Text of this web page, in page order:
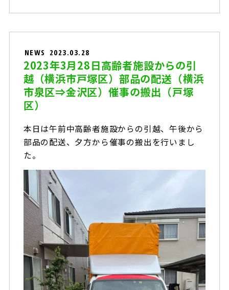
NEWS 2023.03.28
2023年3月28日高齢者施設からの引
越（横浜市戸塚区）部品の配送（横浜
市泉区⇒金沢区）催事の搬出（戸塚
区）
本日は午前中高齢者施設からの引越、午後から
部品の配送、夕方から催事の搬出を行いまし
た。